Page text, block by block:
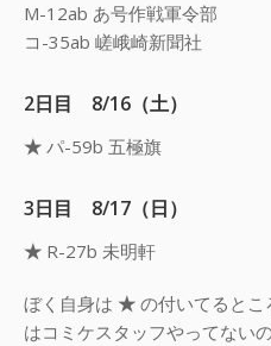
M-12ab あ号作戦軍令部
コ-35ab 嵯峨崎新聞社
2日目 8/16（土）
★ パ-59b 五極旗
3日目 8/17（日）
★ R-27b 未明軒
ぼく自身は ★ の付いてると
はコミケスタッフやってない